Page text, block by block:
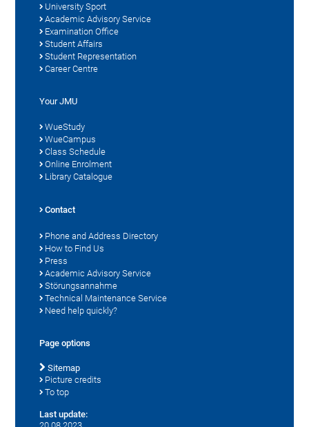
University Sport
Academic Advisory Service
Examination Office
Student Affairs
Student Representation
Career Centre
Your JMU
WueStudy
WueCampus
Class Schedule
Online Enrolment
Library Catalogue
Contact
Phone and Address Directory
How to Find Us
Press
Academic Advisory Service
Störungsannahme
Technical Maintenance Service
Need help quickly?
Page options
Sitemap
Picture credits
To top
Last update: